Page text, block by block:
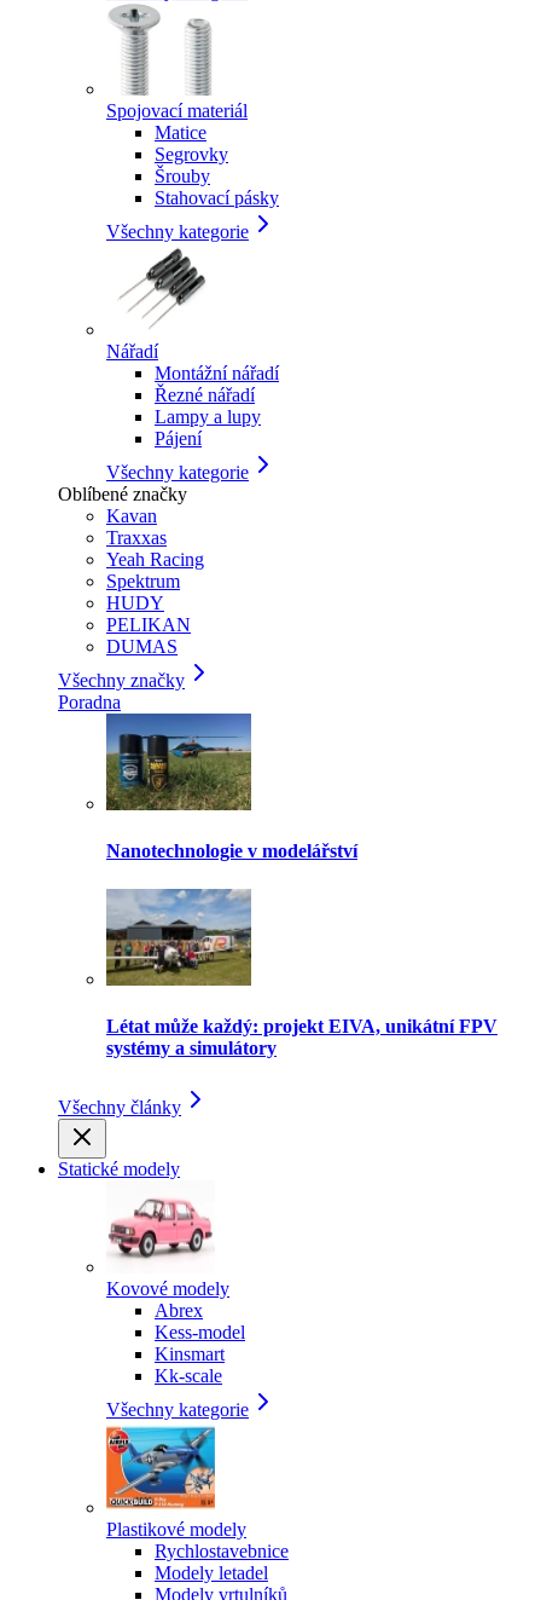
Spojovací materiál
Matice
Segrovky
Šrouby
Stahovací pásky
Všechny kategorie
Nářadí
Montážní nářadí
Řezné nářadí
Lampy a lupy
Pájení
Všechny kategorie
Oblíbené značky
Kavan
Traxxas
Yeah Racing
Spektrum
HUDY
PELIKAN
DUMAS
Všechny značky
Poradna
Nanotechnologie v modelářství
Létat může každý: projekt EIVA, unikátní FPV
systémy a simulátory
Všechny články
Statické modely
Kovové modely
Abrex
Kess-model
Kinsmart
Kk-scale
Všechny kategorie
Plastikové modely
Rychlostavebnice
Modely letadel
Modely vrtulníků